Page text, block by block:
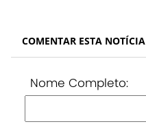
COMENTAR ESTA NOTÍCIA
Nome Completo: